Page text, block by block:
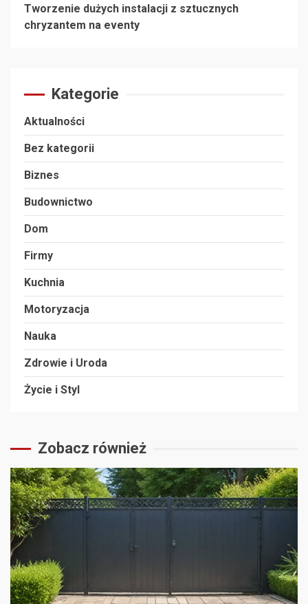
Tworzenie dużych instalacji z sztucznych
chryzantem na eventy
Kategorie
Aktualności
Bez kategorii
Biznes
Budownictwo
Dom
Firmy
Kuchnia
Motoryzacja
Nauka
Zdrowie i Uroda
Życie i Styl
Zobacz również